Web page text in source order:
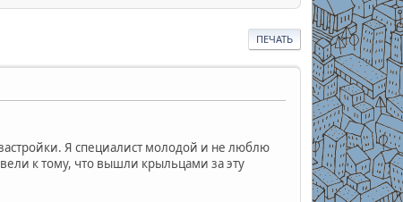
ПЕЧАТЬ
Я специалист молодой и не люблю
к тому, что вышли крыльцами за эту